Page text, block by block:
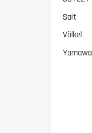
Sait
Völkel
Yamawa